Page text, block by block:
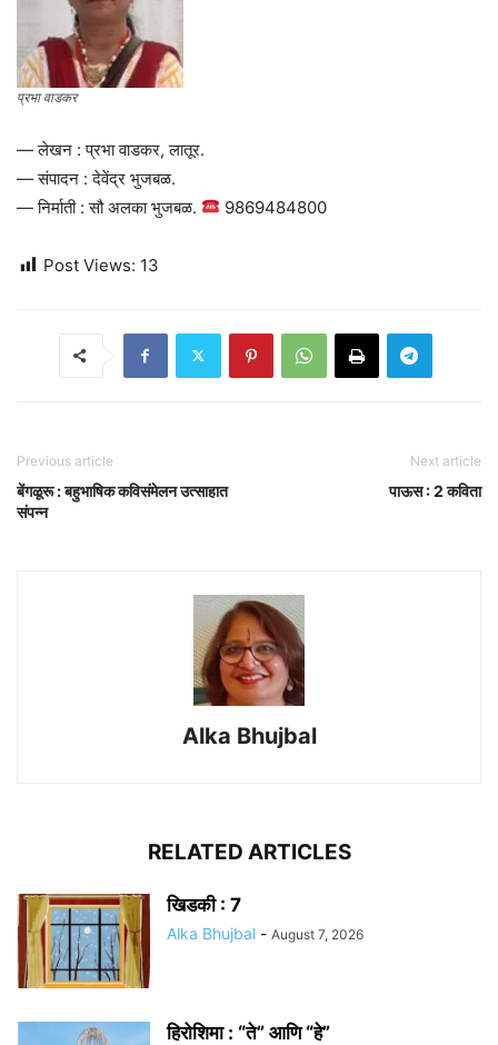
प्रभा वाडकर
— लेखन : प्रभा वाडकर, लातूर.
— संपादन : देवेंद्र भुजबळ.
— निर्माती : सौ अलका भुजबळ.
9869484800
Post Views: 13
Previous article
बेंगळूरू : बहुभाषिक कविसंमेलन उत्साहात
संपन्न
Next article
पाऊस : 2 कविता
Alka Bhujbal
RELATED ARTICLES
खिडकी : 7
Alka Bhujbal - August 7, 2026
हिरोशिमा : “ते” आणि “हे”